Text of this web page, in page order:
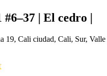
| El cedro |
19, Cali ciudad, Cali, Sur,